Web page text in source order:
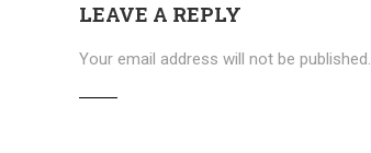
LEAVE A REPLY
Your email address will not be published.